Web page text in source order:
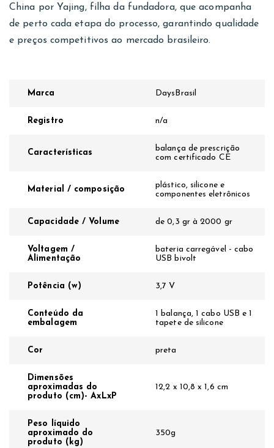
China por Yajing, filha da fundadora, que acompanha
de perto cada etapa do processo, garantindo qualidade
e preços competitivos ao mercado brasileiro.
Marca DaysBrasil
Registro n/a
Características
balança de prescrição
com certificado CE
Material / composição
plástico, silicone e
componentes eletrônicos
Capacidade / Volume de 0,3 gr à 2000 gr
Voltagem /
Alimentação
bateria carregável - cabo
USB bivolt
Potência (w) 3,7 V
Conteúdo da
embalagem
1 balança, 1 cabo USB e 1
tapete de silicone
Cor preta
Dimensões
aproximadas do
produto (cm)- AxLxP
12,2 x 10,8 x 1,6 cm
Peso líquido
aproximado do
produto (kg)
350g